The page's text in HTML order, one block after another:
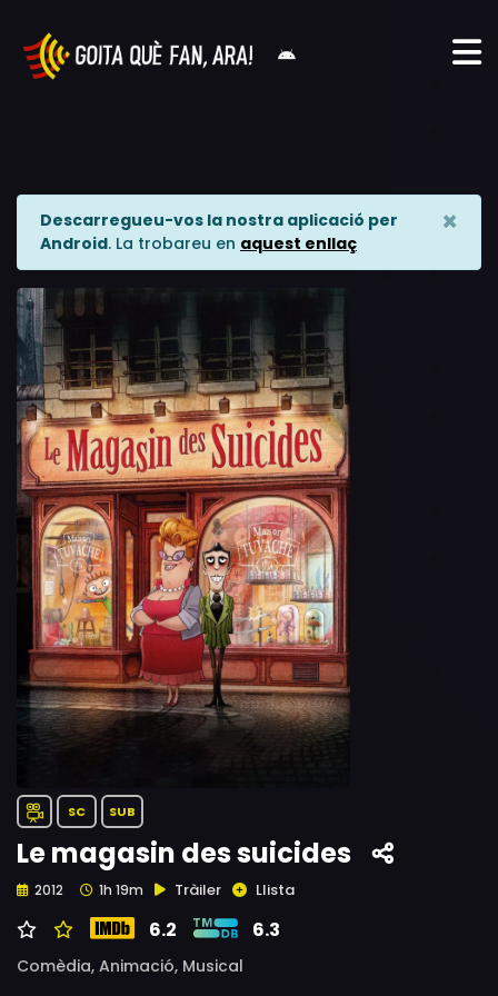
Descarregueu-vos la nostra aplicació per
Android. La trobareu en aquest enllaç
×
SC SUB
Le magasin des suicides
2012 1h 19m Tràiler Llista
6.2 6.3
Comèdia, Animació, Musical